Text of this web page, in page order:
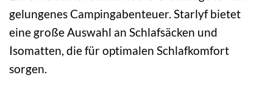
gelungenes Campingabenteuer. Starlyf bietet
eine große Auswahl an Schlafsäcken und
Isomatten, die für optimalen Schlafkomfort
sorgen.